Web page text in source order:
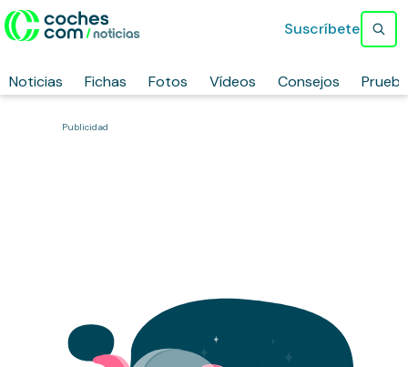
Noticias Fichas Fotos Vídeos Consejos
Suscríbete
Publicidad